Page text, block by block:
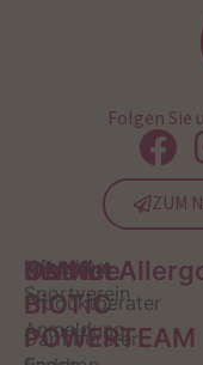
Folgen Sie
ZUM
Service
Kontakt
Produktberater
Darmberater
OMNi-
BiOTiC
POWERTEAM
Infos zum
Sportverein
Anmeldung
Institut